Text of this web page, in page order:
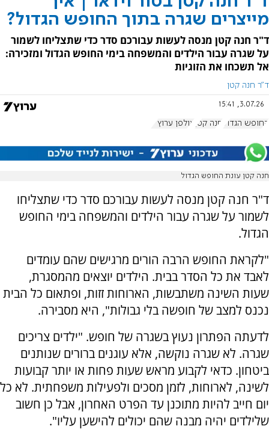
מייצרים שגרה בתוך החופש הגדול?
ד"ר חנה קטן מנסה לעשות עבורכם סדר כדי שתצליחו לשמור
על שגרה עבור הילדים והמשפחה בימי החופש הגדול ומזכירה:
אל תשכחו את הזוגיות
ד"ר חנה קטן
3.07.26, 15:41
החופש הגדול חנה קטן אולפן ערוץ 7
חנה קטן עונת החופש הגדול
ד"ר חנה קטן מנסה לעשות עבורכם סדר כדי שתצליחו
לשמור על שגרה עבור הילדים והמשפחה בימי החופש
הגדול.
"לקראת החופש הרבה הורים מרגישים שהם עומדים
לאבד את כל הסדר בבית. הילדים יוצאים מהמסגרת,
שעות השינה משתבשות, הארוחות זזות, ופתאום כל הבית
נכנס למצב של חופשה בלי גבולות", היא מסבירה.
לדעתה הפתרון נעוץ בשגרה של חופש. "ילדים צריכים
שגרה. לא שגרה נוקשה, אלא עוגנים ברורים שנותנים
ביטחון. כדאי לקבוע מראש שעות פחות או יותר קבועות
לשינה, לארוחות, לזמן מסכים ולפעילות משפחתית. לא כל
יום חייב להיות מתוכנן עד הפרט האחרון, אבל כן חשוב
שלילדים יהיה מבנה שהם יכולים להישען עליו".